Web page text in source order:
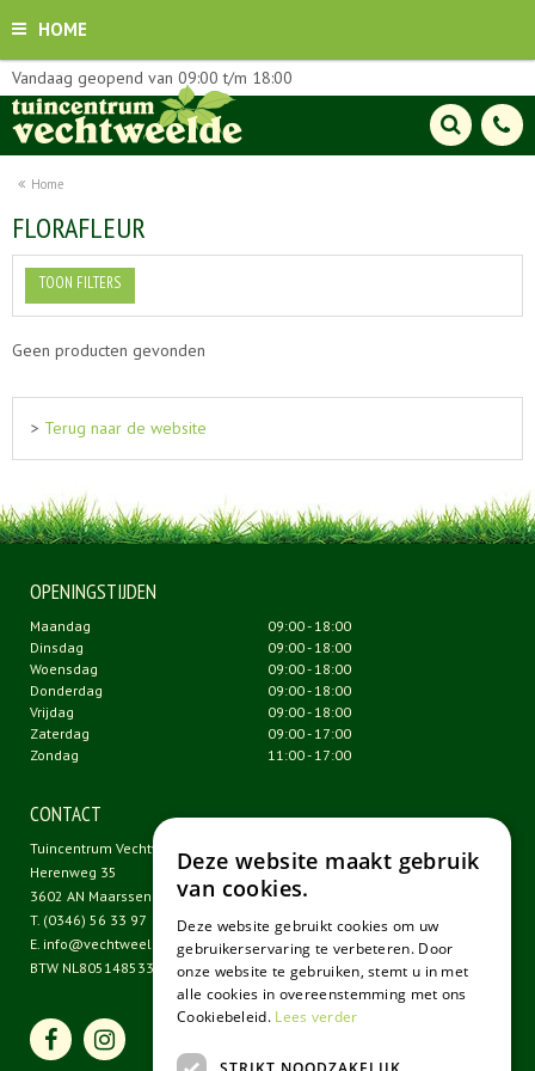
HOME
Home
Vandaag geopend van 09:00 t/m 18:00
FLORAFLEUR
TOON FILTERS
Geen producten gevonden
> Terug naar de website
OPENINGSTIJDEN
Maandag
09:00 - 18:00
Dinsdag
09:00 - 18:00
Woensdag
09:00 - 18:00
Donderdag
09:00 - 18:00
Vrijdag
09:00 - 18:00
Zaterdag
09:00 - 17:00
Zondag
11:00 - 17:00
CONTACT
Tuincentrum Vechtweelde
Herenweg 35
3602 AN Maarssen
T. (0346) 56 33 97
E. info@vechtweelde.nl
BTW NL805148533B01
Deze website maakt gebruik
van cookies.
Deze website gebruikt cookies om uw
gebruikerservaring te verbeteren. Door
onze website te gebruiken, stemt u in met
alle cookies in overeenstemming met ons
Cookiebeleid. Lees verder